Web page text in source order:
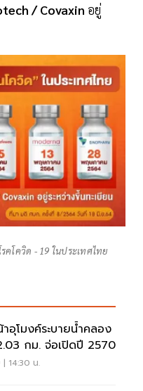
/ Covaxin อยู่
โควิด - 19 ในประเทศไทย
อุโมงค์ระบายน้ำคลอง
กม. จ่อเปิดปี 2570
14:30 น.